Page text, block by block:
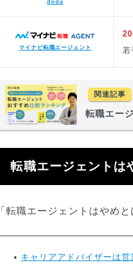
doda
マイナビ転職エージェント
若
関連記事
転職エー
転職エージェントは
「転職エージェントはやめ
キャリアアドバイザーは営